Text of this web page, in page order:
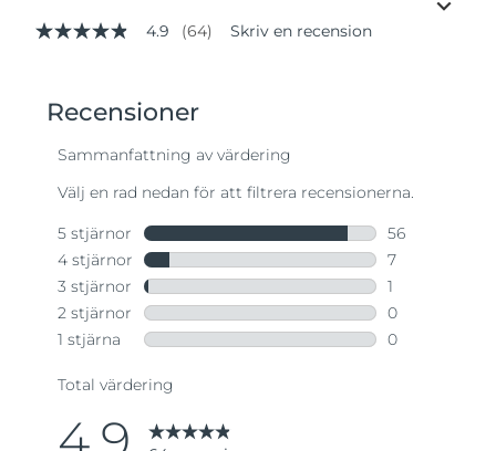
4.9
genomsnittligt
betyg.
Länk
samma
sida.
4.9 (64) Skriv en recension